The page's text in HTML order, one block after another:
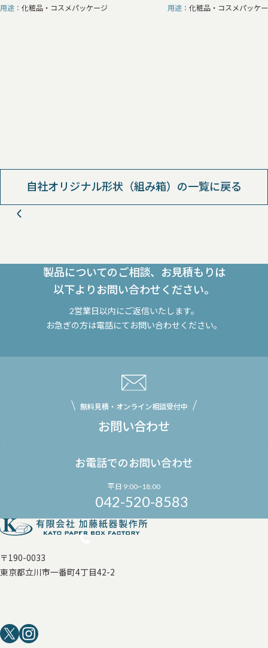
用途
化粧品・コスメパッケージ
用途
化粧品・コスメパッケ
自社オリジナル形状（組み箱）の一覧に戻る
製品についてのご相談、お見積もりは
以下よりお問い合わせください。
2営業日以内にご返信いたします。
お急ぎの方は電話にてお問い合わせください。
無料見積・オンライン相談受付中
お問い合わせ
お電話でのお問い合わせ
平日 9:00~18:00
042-520-8583
〒190-0033
東京都立川市一番町4丁目42-2